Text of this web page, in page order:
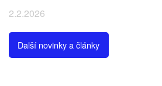
2.2.2026
Další novinky a články